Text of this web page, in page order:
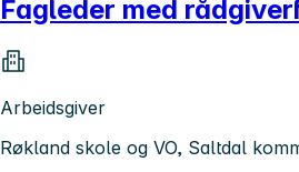
Fagleder med
Arbeidsgiver
Røkland skole og VO, Saltdal